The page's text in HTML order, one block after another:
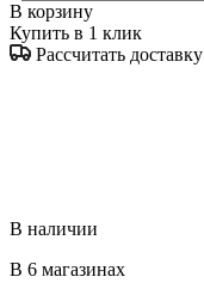
В корзину
Купить в 1 клик
Рассчитать доставку
В наличии
В 6 магазинах